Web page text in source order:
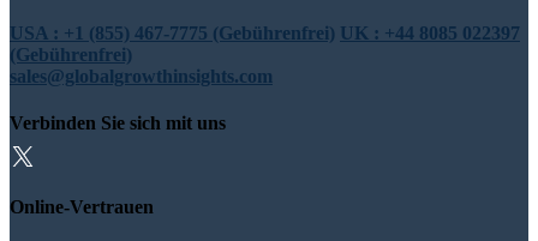
USA : +1 (855) 467-7775 (Gebührenfrei) UK : +44 8085 022397
(Gebührenfrei)
sales@globalgrowthinsights.com
Verbinden Sie sich mit uns
Online-Vertrauen